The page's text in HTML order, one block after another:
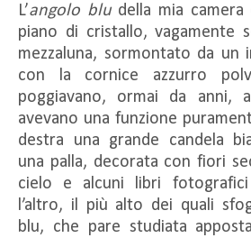
L’angolo bludella mia
piano di cristallo, vagamente
mezzaluna, sormontato da un
con la cornice azzurro
poggiavano, ormai da anni,
avevano una funzione
destra una grande candela
una palla, decorata con fiori
cielo e alcuni libri
l’altro, il più alto dei quali
blu, che pare studiata